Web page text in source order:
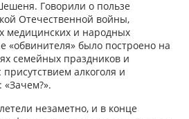
Говорили о пользе
Отечественной войны,
медицинских и народных
«обвинителя» было построено на
семейных праздников и
алкоголя и
«Зачем?».
незаметно, и в конце